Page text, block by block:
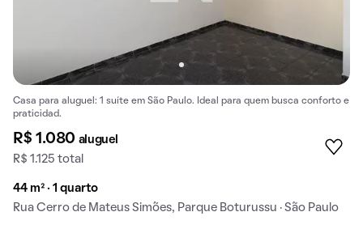
Casa para aluguel: 1 suíte em São Paulo. Ideal para quem busca conforto e
praticidad.
R$ 1.080 aluguel
R$ 1.125 total
44 m² · 1 quarto
Rua Cerro de Mateus Simões, Parque Boturussu · São Paulo